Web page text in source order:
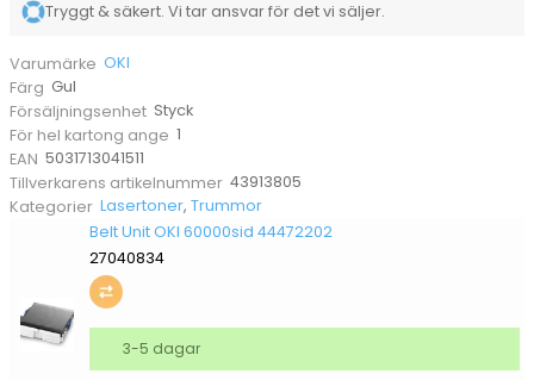
Tryggt & säkert. Vi tar ansvar för det vi säljer.
Varumärke OKI
Färg Gul
Försäljningsenhet Styck
För hel kartong ange 1
EAN 5031713041511
Tillverkarens artikelnummer 43913805
Kategorier Lasertoner,Trummor
Belt Unit OKI 60000sid 44472202
27040834
3-5 dagar